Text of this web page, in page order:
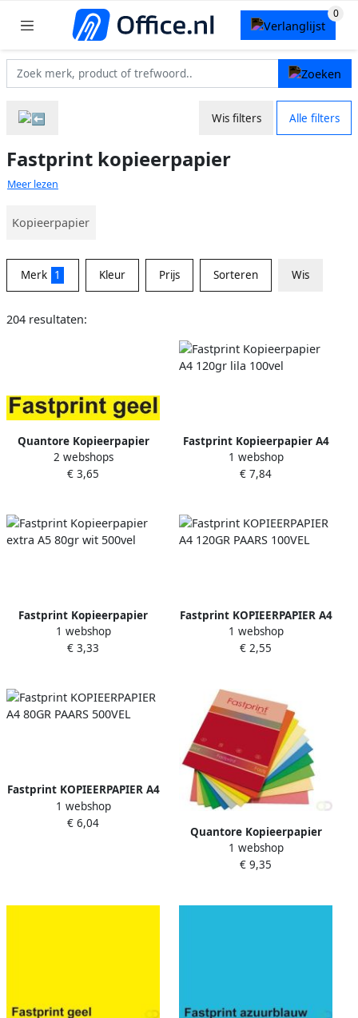
Wis filters Alle filters
Fastprint kopieerpapier
Meer lezen
Kopieerpapier
Merk 1 Kleur Prijs Sorteren Wis
204 resultaten:
Quantore Kopieerpapier
Colour A4 80gr geel 100 vel
2 webshops
€ 3,65
Fastprint Kopieerpapier A4
120gr lila 100vel
1 webshop
€ 7,84
Fastprint Kopieerpapier
extra A5 80gr wit 500vel
1 webshop
€ 3,33
Fastprint KOPIEERPAPIER A4
120GR PAARS 100VEL
1 webshop
€ 2,55
Fastprint KOPIEERPAPIER A4
80GR PAARS 500VEL
1 webshop
€ 6,04
Quantore Kopieerpapier
Colour A4 80gr 10 kleuren x
250 vel
1 webshop
€ 9,35